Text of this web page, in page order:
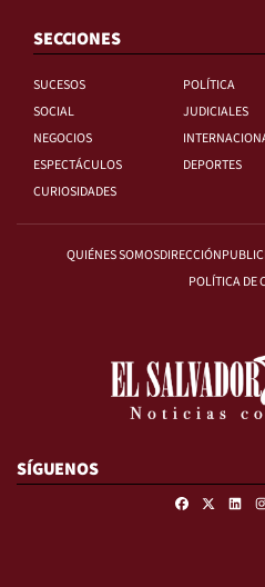
SECCIONES
SUCESOS
POLÍTICA
SOCIAL
JUDICIALES
NEGOCIOS
ESPECTÁCULOS
DEPORTES
CURIOSIDADES
QUIÉNES SOMOSDIRECCIÓN
POLÍTICA DE
SÍGUENOS
Facebook